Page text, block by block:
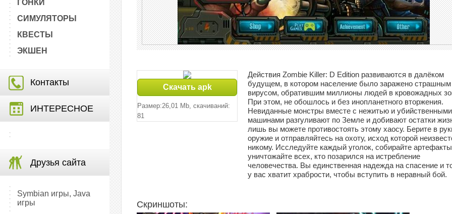
ГОНКИ
СИМУЛЯТОРЫ
КВЕСТЫ
ЭКШЕН
Контакты
ИНТЕРЕСНОЕ
Друзья сайта
Symbian игры, Java
игры
Скачать apk
Размер:26,01 Mb, cкачиваний:
81
Действия Zombie Killer: D Edition развиваются в далёком
будущем, в котором население было заражено страшным
вирусом, обратившим миллионы людей в кровожадных
При этом, не обошлось и без инопланетного вторжения.
Невиданные монстры вместе с нежитью и убийственными
машинами разгуливают по Земле и добивают остатки
лишь вы можете противостоять этому хаосу. Берите в
оружие и отправляйтесь на охоту, исход которой
никому. Исследуйте каждый уголок, собирайте
уничтожайте всех, кто позарился на истребление
человечества. Вы единственная надежда на спасение и
у вас хватит храбрости, чтобы вступить в неравный бой.
Скриншоты: